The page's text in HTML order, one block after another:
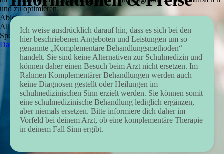
Ich weise ausdrücklich darauf hin, dass es sich bei den
hier beschriebenen Angeboten und Leistungen um so
genannte „Komplementäre Behandlungsmethoden“
handelt. Sie sind keine Alternativen zur Schulmedizin und
können daher einen Besuch beim Arzt nicht ersetzen. Im
Rahmen Komplementärer Behandlungen werden auch
keine Diagnosen gestellt oder Heilungen im
schulmedizinischen Sinn erzielt werden. Sie können somit
eine schulmedizinische Behandlung lediglich ergänzen,
aber niemals ersetzen. Bitte informiere dich daher im
Vorfeld bei deinem Arzt, ob eine komplementäre Therapie
in deinem Fall Sinn ergibt.
und zu optimieren.
Ablehnen
Alle akzeptieren
Speichern
Datenschutzerklärung